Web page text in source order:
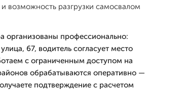
возможность разгрузки самосвалом
организованы профессионально:
67, водитель согласует место
с ограниченным доступом на
обрабатываются оперативно —
подтверждение с расчетом